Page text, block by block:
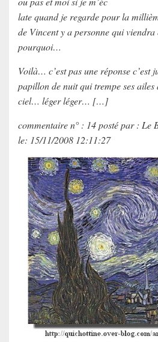
late quand je regarde pour la
de Vincent y a personne qui
pourquoi…
Voilà… c’est pas une réponse c’est
papillon de nuit qui trempe ses ailes
ciel… léger léger… […]
commentaire n° : 14 posté par : Le
le: 15/11/2008 12:11:27